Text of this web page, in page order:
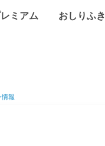
ミアム おしりふき
情報